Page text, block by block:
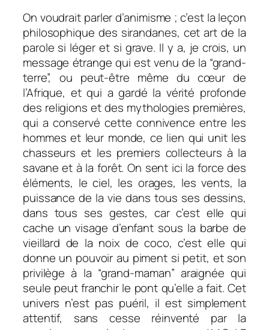
On voudrait parler d’animisme ; c’est la leçon
philosophique des sirandanes, cet art de la
parole si léger et si grave. Il y a, je crois, un
message étrange qui est venu de la “grand-
terre”, ou peut-être même du cœur de
l’Afrique, et qui a gardé la vérité profonde
des religions et des mythologies premières,
qui a conservé cette connivence entre les
hommes et leur monde, ce lien qui unit les
chasseurs et les premiers collecteurs à la
savane et à la forêt. On sent ici la force des
éléments, le ciel, les orages, les vents, la
puissance de la vie dans tous ses dessins,
dans tous ses gestes, car c’est elle qui
cache un visage d’enfant sous la barbe de
vieillard de la noix de coco, c’est elle qui
donne un pouvoir au piment si petit, et son
privilège à la “grand-maman” araignée qui
seule peut franchir le pont qu’elle a fait. Cet
univers n’est pas puéril, il est simplement
attentif, sans cesse réinventé par la